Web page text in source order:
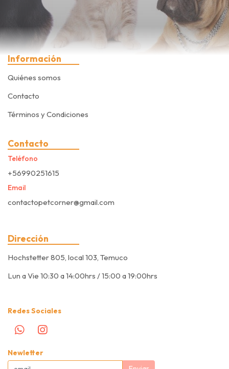
Información
Quiénes somos
Contacto
Términos y Condiciones
Contacto
Teléfono
+56990251615
Email
contactopetcorner@gmail.com
Dirección
Hochstetter 805, local 103, Temuco
Lun a Vie 10:30 a 14:00hrs / 15:00 a 19:00hrs
Redes Sociales
Newletter